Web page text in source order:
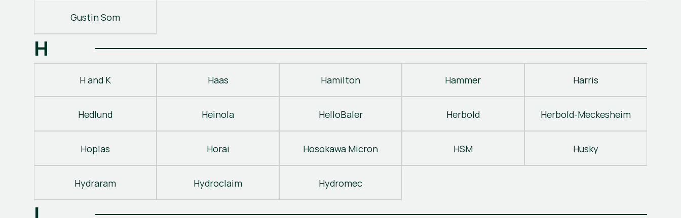
Gustin Som
H
H and K Haas Hamilton Hammer Harris
Hedlund Heinola HelloBaler Herbold Herbold-Meckesheim
Hoplas Horai Hosokawa Micron HSM Husky
Hydraram Hydroclaim Hydromec